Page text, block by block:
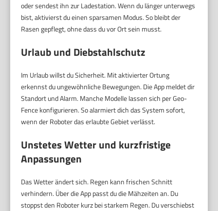
oder sendest ihn zur Ladestation. Wenn du länger unterwegs
bist, aktivierst du einen sparsamen Modus. So bleibt der
Rasen gepflegt, ohne dass du vor Ort sein musst.
Urlaub und Diebstahlschutz
Im Urlaub willst du Sicherheit. Mit aktivierter Ortung
erkennst du ungewöhnliche Bewegungen. Die App meldet dir
Standort und Alarm. Manche Modelle lassen sich per Geo-
Fence konfigurieren. So alarmiert dich das System sofort,
wenn der Roboter das erlaubte Gebiet verlässt.
Unstetes Wetter und kurzfristige
Anpassungen
Das Wetter ändert sich. Regen kann frischen Schnitt
verhindern. Über die App passt du die Mähzeiten an. Du
stoppst den Roboter kurz bei starkem Regen. Du verschiebst